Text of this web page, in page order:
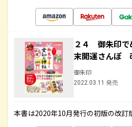
２４ 御朱印
末開運さんぽ
御朱印
2022.03.11 発売
本書は2020年10月発行の初版の改訂